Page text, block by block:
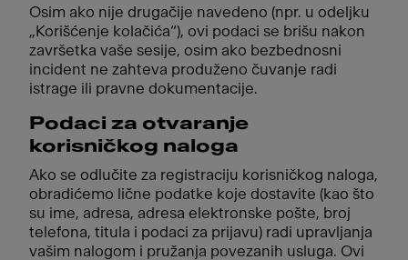
Osim ako nije drugačije navedeno (npr. u odeljku
„Korišćenje kolačića“), ovi podaci se brišu nakon
završetka vaše sesije, osim ako bezbednosni
incident ne zahteva produženo čuvanje radi
istrage ili pravne dokumentacije.
Podaci za otvaranje
korisničkog naloga
Ako se odlučite za registraciju korisničkog naloga,
obradićemo lične podatke koje dostavite (kao što
su ime, adresa, adresa elektronske pošte, broj
telefona, titula i podaci za prijavu) radi upravljanja
vašim nalogom i pružanja povezanih usluga. Ovi